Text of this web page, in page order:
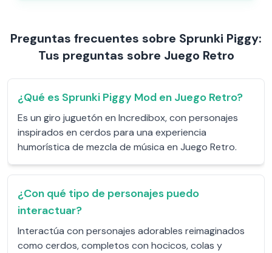
Preguntas frecuentes sobre Sprunki Piggy:
Tus preguntas sobre Juego Retro
¿Qué es Sprunki Piggy Mod en Juego Retro?
Es un giro juguetón en Incredibox, con personajes
inspirados en cerdos para una experiencia
humorística de mezcla de música en Juego Retro.
¿Con qué tipo de personajes puedo
interactuar?
Interactúa con personajes adorables reimaginados
como cerdos, completos con hocicos, colas y